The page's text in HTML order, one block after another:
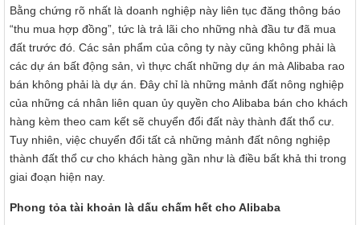
Bằng chứng rõ nhất là doanh nghiệp này liên tục đăng thông báo
“thu mua hợp đồng”, tức là trả lãi cho những nhà đầu tư đã mua
đất trước đó. Các sản phẩm của công ty này cũng không phải là
các dự án bất động sản, vì thực chất những dự án mà Alibaba rao
bán không phải là dự án. Đây chỉ là những mảnh đất nông nghiệp
của những cá nhân liên quan ủy quyền cho Alibaba bán cho khách
hàng kèm theo cam kết sẽ chuyển đổi đất này thành đất thổ cư.
Tuy nhiên, việc chuyển đổi tất cả những mảnh đất nông nghiệp
thành đất thổ cư cho khách hàng gần như là điều bất khả thi trong
giai đoạn hiện nay.
Phong tỏa tài khoản là dấu chấm hết cho Alibaba